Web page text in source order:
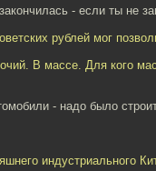
- если ты не
рублей мог
В массе. Для кого
- надо было
индустриального